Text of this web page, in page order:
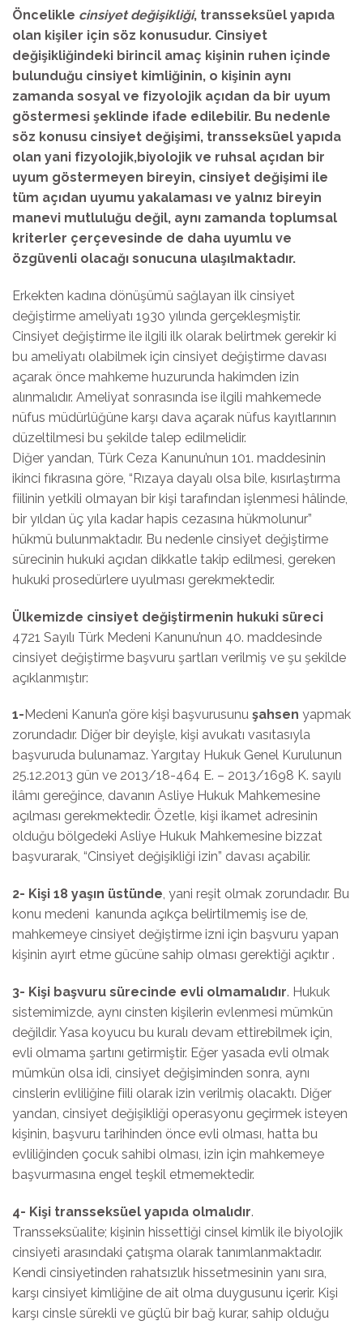
Öncelikle cinsiyet değişikliği, transseksüel yapıda
olan kişiler için söz konusudur. Cinsiyet
değişikliğindeki birincil amaç kişinin ruhen içinde
bulunduğu cinsiyet kimliğinin, o kişinin aynı
zamanda sosyal ve fizyolojik açıdan da bir uyum
göstermesi şeklinde ifade edilebilir. Bu nedenle
söz konusu cinsiyet değişimi, transseksüel yapıda
olan yani fizyolojik,biyolojik ve ruhsal açıdan bir
uyum göstermeyen bireyin, cinsiyet değişimi ile
tüm açıdan uyumu yakalaması ve yalnız bireyin
manevi mutluluğu değil, aynı zamanda toplumsal
kriterler çerçevesinde de daha uyumlu ve
özgüvenli olacağı sonucuna ulaşılmaktadır.
Erkekten kadına dönüşümü sağlayan ilk cinsiyet
değiştirme ameliyatı 1930 yılında gerçekleşmiştir.
Cinsiyet değiştirme ile ilgili ilk olarak belirtmek gerekir ki
bu ameliyatı olabilmek için cinsiyet değiştirme davası
açarak önce mahkeme huzurunda hakimden izin
alınmalıdır. Ameliyat sonrasında ise ilgili mahkemede
nüfus müdürlüğüne karşı dava açarak nüfus kayıtlarının
düzeltilmesi bu şekilde talep edilmelidir.
Diğer yandan, Türk Ceza Kanunu’nun 101. maddesinin
ikinci fıkrasına göre, “Rızaya dayalı olsa bile, kısırlaştırma
fiilinin yetkili olmayan bir kişi tarafından işlenmesi hâlinde,
bir yıldan üç yıla kadar hapis cezasına hükmolunur”
hükmü bulunmaktadır. Bu nedenle cinsiyet değiştirme
sürecinin hukuki açıdan dikkatle takip edilmesi, gereken
hukuki prosedürlere uyulması gerekmektedir.
Ülkemizde cinsiyet değiştirmenin hukuki süreci
4721 Sayılı Türk Medeni Kanunu’nun 40. maddesinde
cinsiyet değiştirme başvuru şartları verilmiş ve şu şekilde
açıklanmıştır:
1- Medeni Kanun’a göre kişi başvurusunu şahsen yapmak
zorundadır. Diğer bir deyişle, kişi avukatı vasıtasıyla
başvuruda bulunamaz. Yargıtay Hukuk Genel Kurulunun
25.12.2013 gün ve 2013/18-464 E. – 2013/1698 K. sayılı
ilâmı gereğince, davanın Asliye Hukuk Mahkemesine
açılması gerekmektedir. Özetle, kişi ikamet adresinin
olduğu bölgedeki Asliye Hukuk Mahkemesine bizzat
başvurarak, “Cinsiyet değişikliği izin” davası açabilir.
2- Kişi 18 yaşın üstünde, yani reşit olmak zorundadır. Bu
konu medeni kanunda açıkça belirtilmemiş ise de,
mahkemeye cinsiyet değiştirme izni için başvuru yapan
kişinin ayırt etme gücüne sahip olması gerektiği açıktır .
3- Kişi başvuru sürecinde evli olmamalıdır. Hukuk
sistemimizde, aynı cinsten kişilerin evlenmesi mümkün
değildir. Yasa koyucu bu kuralı devam ettirebilmek için,
evli olmama şartını getirmiştir. Eğer yasada evli olmak
mümkün olsa idi, cinsiyet değişiminden sonra, aynı
cinslerin evliliğine fiili olarak izin verilmiş olacaktı. Diğer
yandan, cinsiyet değişikliği operasyonu geçirmek isteyen
kişinin, başvuru tarihinden önce evli olması, hatta bu
evliliğinden çocuk sahibi olması, izin için mahkemeye
başvurmasına engel teşkil etmemektedir.
4- Kişi transseksüel yapıda olmalıdır.
Transseksüalite; kişinin hissettiği cinsel kimlik ile biyolojik
cinsiyeti arasındaki çatışma olarak tanımlanmaktadır.
Kendi cinsiyetinden rahatsızlık hissetmesinin yanı sıra,
karşı cinsiyet kimliğine de ait olma duygusunu içerir. Kişi
karşı cinsle sürekli ve güçlü bir bağ kurar, sahip olduğu